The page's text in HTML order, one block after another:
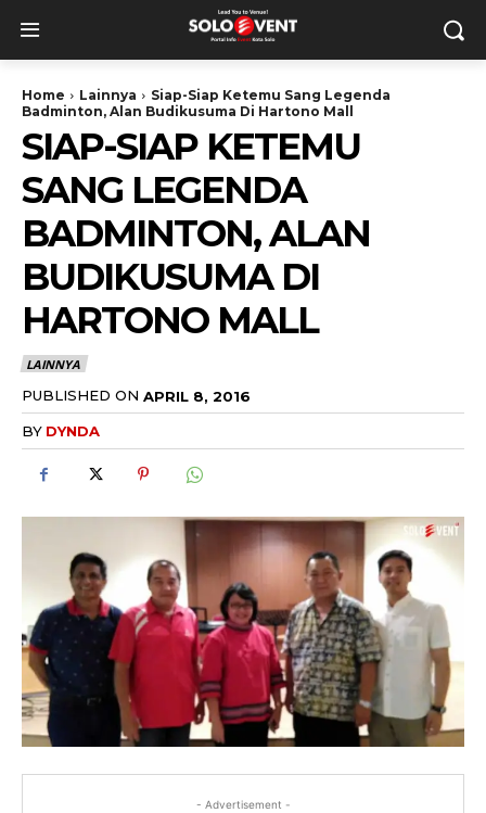
Home Lainnya
Siap-Siap Ketemu Sang Legenda
Badminton, Alan Budikusuma Di Hartono Mall
SIAP-SIAP KETEMU
SANG LEGENDA
BADMINTON, ALAN
BUDIKUSUMA DI
HARTONO MALL
LAINNYA
PUBLISHED ON APRIL 8, 2016
BY DYNDA
- Advertisement -